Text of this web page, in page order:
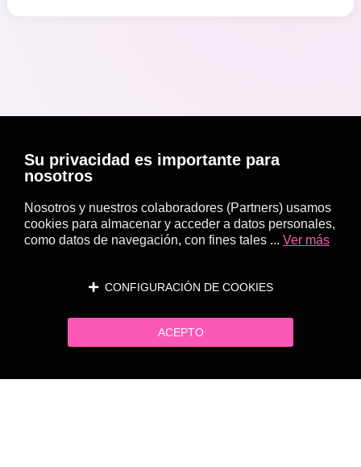
Su privacidad es importante para
nosotros
Nosotros y nuestros colaboradores (Partners) usamos
cookies para almacenar y acceder a datos personales,
como datos de navegación, con fines tales ... Ver más
CONFIGURACIÓN DE COOKIES
ACEPTO